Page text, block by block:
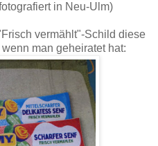
in Neu-Ulm)
vermählt"-Schild diese
man geheiratet hat: